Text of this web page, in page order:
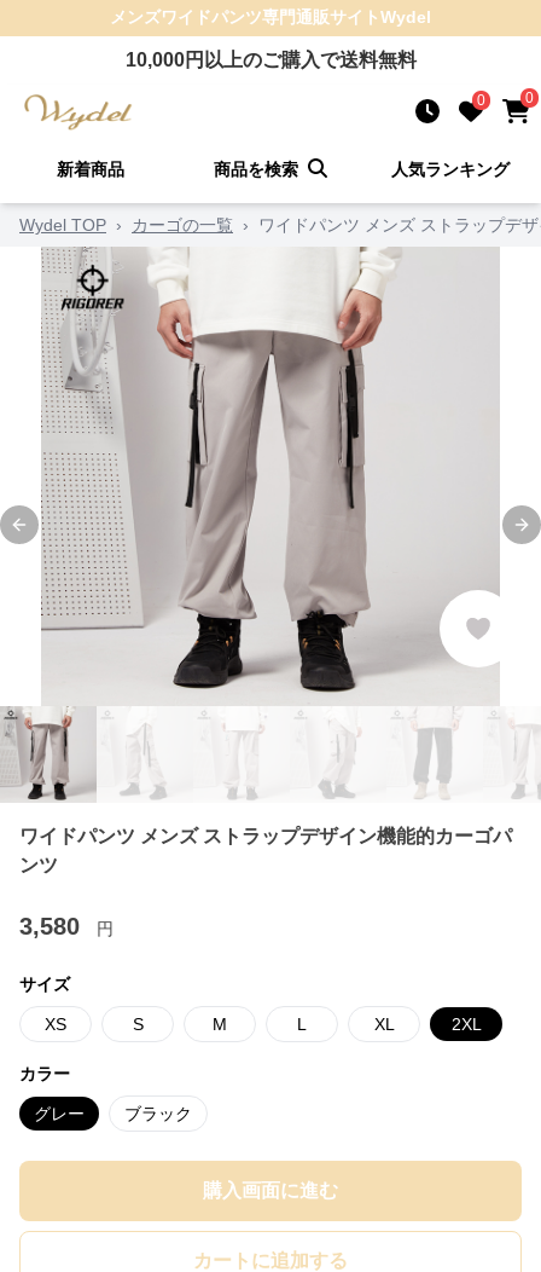
メンズワイドパンツ専門通販サイトWydel
10,000円以上のご購入で送料無料
0 0
新着商品 商品を検索 人気ランキング
Wydel TOP › カーゴの一覧 › ワイドパンツ メンズ ストラップデ
Previous slide
ワイドパンツ メンズ ストラップデザイン機能的カーゴパ
ンツ
3,580 円
サイズ
XS S M L XL 2XL
カラー
グレー ブラック
購入画面に進む
カートに追加する